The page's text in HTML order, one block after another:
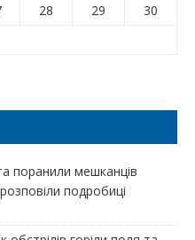
28 29
30
поранили мешканців
подробиці